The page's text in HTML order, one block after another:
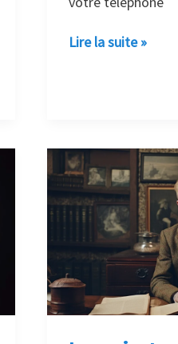
Lire la suite »
Les
piratages
visant
commissions
d’examen
britanniques
font